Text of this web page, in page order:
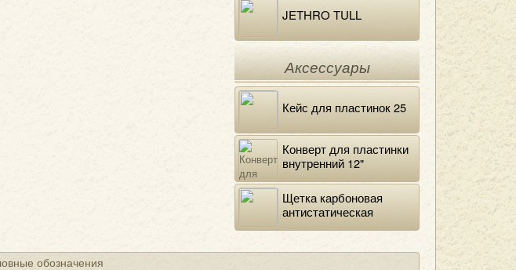
JETHRO TULL
Аксессуары
Кейс для пластинок 25
Конверт для пластинки
внутренний 12"
Щетка карбоновая
антистатическая
обозначения